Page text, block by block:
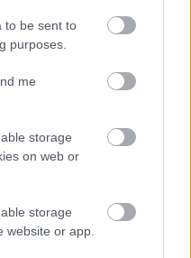
to be sent to
purposes.
me
storage
on web or
storage
website or app.